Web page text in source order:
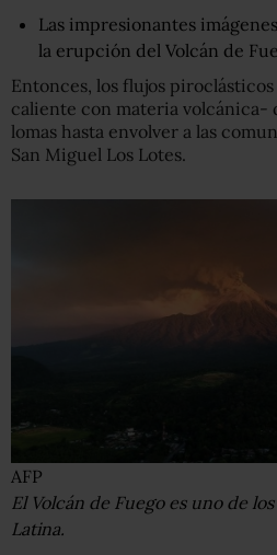
Las impresionantes
la erupción del Volcán de
Entonces, los flujos
caliente con materia volcánica-
lomas hasta envolver a las
San Miguel Los Lotes.
AFP
El Volcán de Fuego es uno de
Latina.